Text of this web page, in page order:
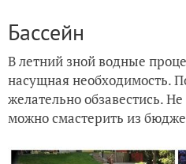
Бассейн
В летний зной водные
насущная необходимость.
желательно обзавестись.
можно смастерить из